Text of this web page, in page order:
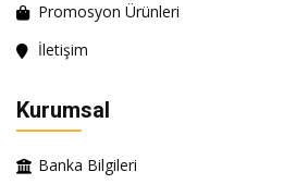
Promosyon Ürünleri
İletişim
Kurumsal
Banka Bilgileri